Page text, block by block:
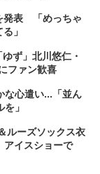
発表 「めっちゃ
」
ず」北川悠仁・
ファン歓喜
な心遣い...「並ん
」
ルーズソックス衣
イスショーで